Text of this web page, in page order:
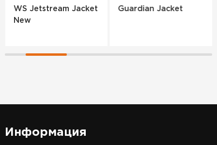
WS Jetstream Jacket
New
Guardian Jacket
Информация